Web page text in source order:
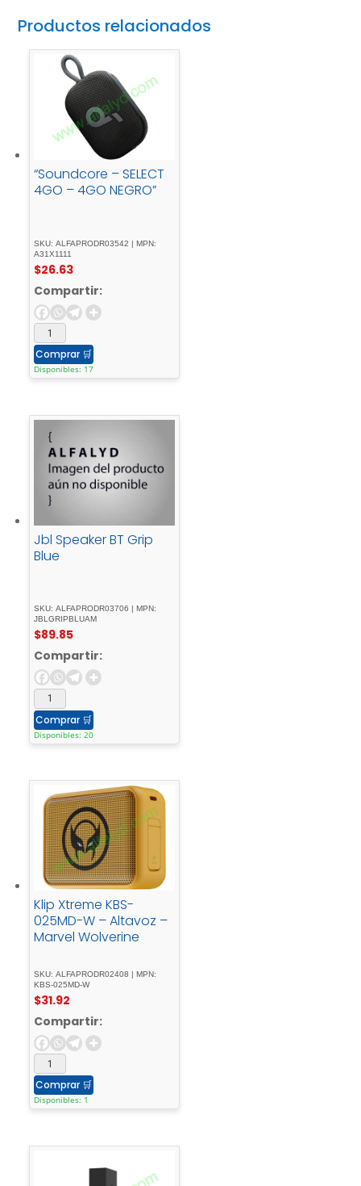
Productos relacionados
“Soundcore – SELECT
4GO – 4GO NEGRO”
SKU: ALFAPRODR03542 | MPN:
A31X1111
$26.63
Compartir:
Comprar 🛒
Disponibles: 17
Jbl Speaker BT Grip
Blue
SKU: ALFAPRODR03706 | MPN:
JBLGRIPBLUAM
$89.85
Compartir:
Comprar 🛒
Disponibles: 20
Klip Xtreme KBS-
025MD-W – Altavoz –
Marvel Wolverine
SKU: ALFAPRODR02408 | MPN:
KBS-025MD-W
$31.92
Compartir:
Comprar 🛒
Disponibles: 1